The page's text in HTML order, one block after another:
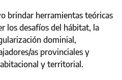
brindar herramientas teóricas
los desafíos del hábitat, la
dominial,
as provinciales y
y territorial.